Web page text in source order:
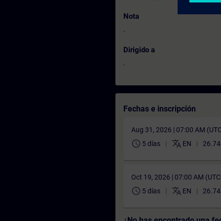
Nota
-
Dirigido a
-
Fechas e inscripción
Aug 31, 2026 | 07:00 AM
schedule 5 días translate EN
Oct 19, 2026 | 07:00 AM
schedule 5 días translate EN